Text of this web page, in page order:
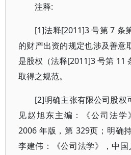
注释:
[1]法释[2011]3 号第 7 条
的财产出资的规定也涉及善意
是股权（法释[2011]3 号第 11
取得之规范。
[2]明确主张有限公司股权
见赵旭东主编：《公司法
2006 年版，第 329页；明确
李建伟：《公司法学》，中